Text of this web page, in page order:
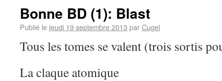
Bonne BD (1): Blast
Publié le jeudi 19 septembre 2013 parCugel
Tous les tomes se valent (trois sortis
La claque atomique